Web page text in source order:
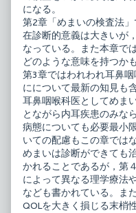
になる。
第2章「めまいの検査法
在診断的意義は大きいが
なっている。また本章で
どのような意味を持つか
第3章ではわれわれ耳鼻
にについて最新の知見も
耳鼻咽喉科医としてめま
とながら内耳疾患のみな
病態についても必要最小
いての配慮もこの章では
めまいは診断ができても
かれることであるが，第
によって異なる理学療法
なども書かれている。ま
QOLを大きく損じる末梢